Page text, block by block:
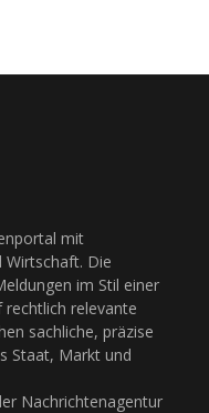
mit
Wirtschaft. Die
im Stil einer
relevante
sachliche, präzise
Staat, Markt und
Nachrichtenagentur